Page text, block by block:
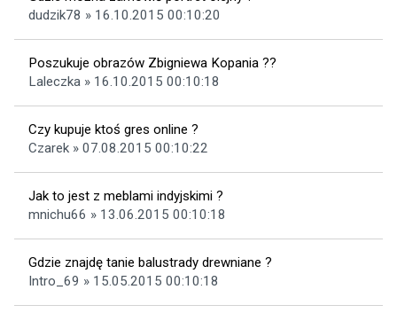
dudzik78 » 16.10.2015 00:10:20
Poszukuje obrazów Zbigniewa Kopania ??
Laleczka » 16.10.2015 00:10:18
Czy kupuje ktoś gres online ?
Czarek » 07.08.2015 00:10:22
Jak to jest z meblami indyjskimi ?
mnichu66 » 13.06.2015 00:10:18
Gdzie znajdę tanie balustrady drewniane ?
Intro_69 » 15.05.2015 00:10:18